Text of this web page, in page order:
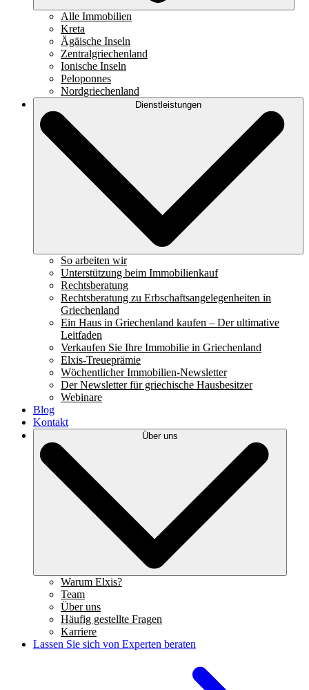
Alle Immobilien
Kreta
Ägäische Inseln
Zentralgriechenland
Ionische Inseln
Peloponnes
Nordgriechenland
Dienstleistungen
So arbeiten wir
Unterstützung beim Immobilienkauf
Rechtsberatung
Rechtsberatung zu Erbschaftsangelegenheiten in
Griechenland
Ein Haus in Griechenland kaufen – Der ultimative
Leitfaden
Verkaufen Sie Ihre Immobilie in Griechenland
Elxis-Treueprämie
Wöchentlicher Immobilien-Newsletter
Der Newsletter für griechische Hausbesitzer
Webinare
Blog
Kontakt
Über uns
Warum Elxis?
Team
Über uns
Häufig gestellte Fragen
Karriere
Lassen Sie sich von Experten beraten